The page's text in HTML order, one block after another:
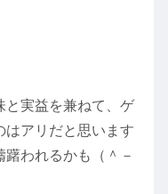
と実益を兼ねて、ゲ
はアリだと思います
われるかも（＾－